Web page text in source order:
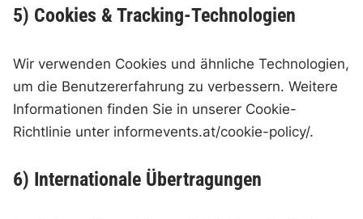
5) Cookies & Tracking-Technologien
Wir verwenden Cookies und ähnliche Technologien,
um die Benutzererfahrung zu verbessern. Weitere
Informationen finden Sie in unserer Cookie-
Richtlinie unter informevents.at/cookie-policy/.
6) Internationale Übertragungen